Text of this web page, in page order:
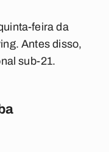
feira da
Antes disso,
sub-21.